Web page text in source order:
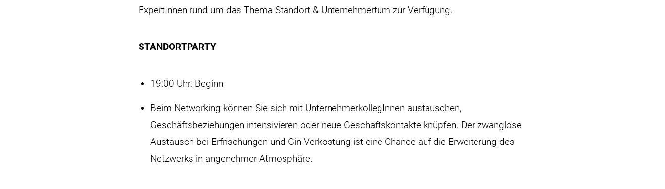
ExpertInnen rund um das Thema Standort & Unternehmertum zur Verfügung.
STANDORTPARTY
19:00 Uhr: Beginn
Beim Networking können Sie sich mit UnternehmerkollegInnen austauschen,
Geschäftsbeziehungen intensivieren oder neue Geschäftskontakte knüpfen. Der zwanglose
Austausch bei Erfrischungen und Gin-Verkostung ist eine Chance auf die Erweiterung des
Netzwerks in angenehmer Atmosphäre.